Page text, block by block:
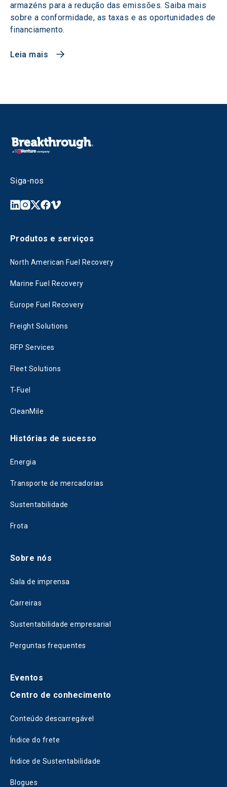
armazéns para a redução das emissões. Saiba mais
sobre a conformidade, as taxas e as oportunidades de
financiamento.
Leia mais
Siga-nos
Produtos e serviços
North American Fuel Recovery
Marine Fuel Recovery
Europe Fuel Recovery
Freight Solutions
RFP Services
Fleet Solutions
T-Fuel
CleanMile
Histórias de sucesso
Energia
Transporte de mercadorias
Sustentabilidade
Frota
Sobre nós
Sala de imprensa
Carreiras
Sustentabilidade empresarial
Perguntas frequentes
Eventos
Centro de conhecimento
Conteúdo descarregável
Índice do frete
Índice de Sustentabilidade
Blogues